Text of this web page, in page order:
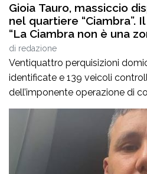
Gioia Tauro, massiccio
nel quartiere “Ciambra”.
“La Ciambra non è una
c’è e si vede”
di redazione
Ventiquattro perquisizioni
identificate e 139 veicoli
dell’imponente operazione di
condotta il7 agosto nel
nell’ambito di un servizio
disposto per rafforzare la
contrastare ogni forma di
e coordinata che ha visto […]